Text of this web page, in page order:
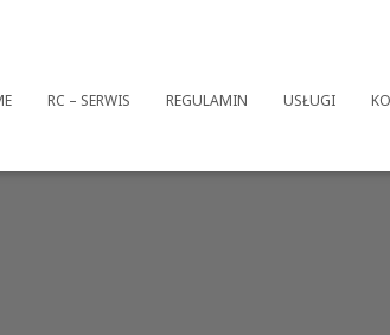
RC – SERWIS REGULAMIN USŁUGI